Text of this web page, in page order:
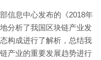
信息中心发布的《2018年
分析了我国区块链产业发
构成进行了解析，总结我
产业的重要发展趋势进行